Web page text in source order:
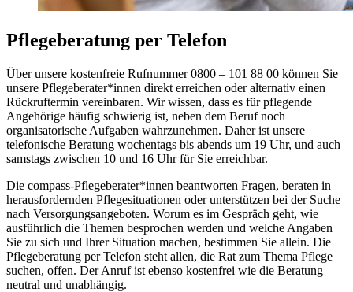
Pflegeberatung per Telefon
Über unsere kostenfreie Rufnummer 0800 – 101 88 00 können Sie
unsere Pflegeberater*innen direkt erreichen oder alternativ einen
Rückruftermin vereinbaren. Wir wissen, dass es für pflegende
Angehörige häufig schwierig ist, neben dem Beruf noch
organisatorische Aufgaben wahrzunehmen. Daher ist unsere
telefonische Beratung wochentags bis abends um 19 Uhr, und auch
samstags zwischen 10 und 16 Uhr für Sie erreichbar.
Die compass-Pflegeberater*innen beantworten Fragen, beraten in
herausfordernden Pflegesituationen oder unterstützen bei der Suche
nach Versorgungsangeboten. Worum es im Gespräch geht, wie
ausführlich die Themen besprochen werden und welche Angaben
Sie zu sich und Ihrer Situation machen, bestimmen Sie allein. Die
Pflegeberatung per Telefon steht allen, die Rat zum Thema Pflege
suchen, offen. Der Anruf ist ebenso kostenfrei wie die Beratung –
neutral und unabhängig.